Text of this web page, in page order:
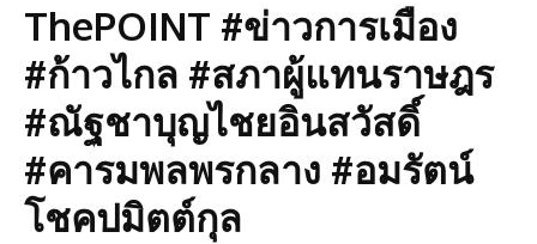
ThePOINT #ข่าวการเมือง
#ก้าวไกล #สภาผู้แทนราษฎร
#ณัฐชาบุญไชยอินสวัสดิ์
#คารมพลพรกลาง #อมรัตน์
โชคปมิตต์กุล